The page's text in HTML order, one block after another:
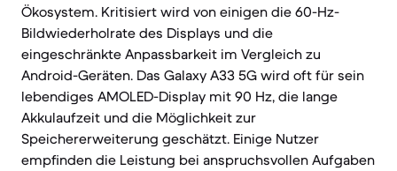
Ökosystem. Kritisiert wird von einigen die 60-Hz-
Bildwiederholrate des Displays und die
eingeschränkte Anpassbarkeit im Vergleich zu
Android-Geräten. Das Galaxy A33 5G wird oft für sein
lebendiges AMOLED-Display mit 90 Hz, die lange
Akkulaufzeit und die Möglichkeit zur
Speichererweiterung geschätzt. Einige Nutzer
empfinden die Leistung bei anspruchsvollen Aufgaben